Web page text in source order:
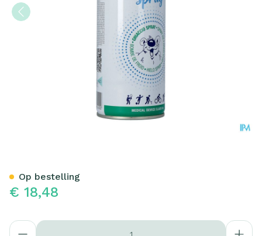
€ 18,48
Aantal
Op bestelling